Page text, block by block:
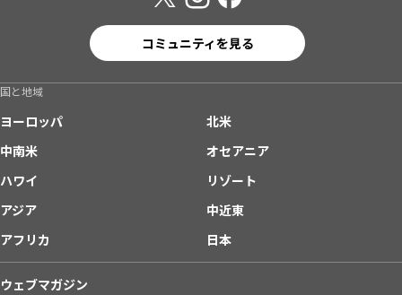
コミュニティを見る
国と地域
ヨーロッパ
北米
中南米
オセアニア
ハワイ
リゾート
アジア
中近東
アフリカ
日本
ウェブマガジン